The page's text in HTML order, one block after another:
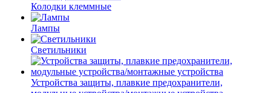
Колодки клеммные
Лампы
Светильники
Устройства защиты, плавкие предохранители,